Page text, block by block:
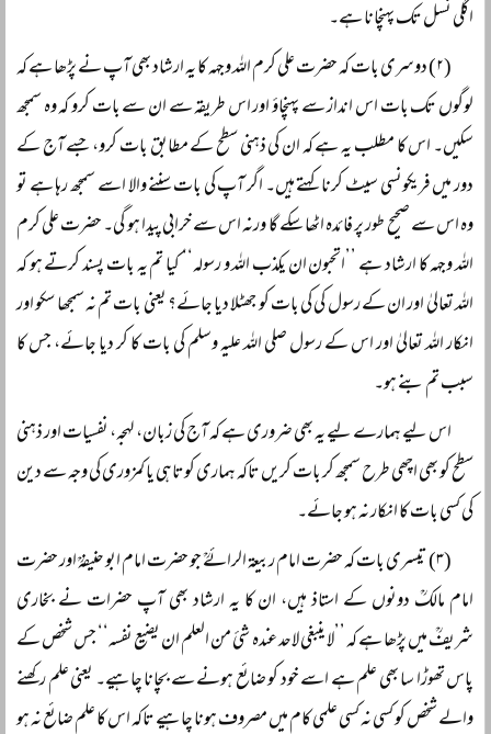
اگلی نسل تک پہنچانا ہے۔
(۲) دوسری بات کہ حضرت علی کرم اللہ وجہہ کا یہ ارشاد بھی آپ نے پڑھا ہے کہ
لوگوں تک بات اس انداز سے پہنچاؤ اور اس طریقہ سے ان سے بات کرو کہ وہ سمجھ
سکیں۔ اس کا مطلب یہ ہے کہ ان کی ذہنی سطح کے مطابق بات کرو، جسے آج کے
دور میں فریکونسی سیٹ کرنا کہتے ہیں۔ اگر آپ کی بات سننے والا اسے سمجھ رہا ہے تو
وہ اس سے صحیح طور پر فائدہ اٹھا سکے گا ورنہ اس سے خرابی پیدا ہو گی۔ حضرت علی کرم
اللہ وجہہ کا ارشاد ہے ’’اتحبون ان یکذب اللہ و رسولہ‘‘ کیا تم یہ بات پسند کرتے ہو کہ
اللہ تعالیٰ اور ان کے رسول کی کی بات کو جھٹلا دیا جائے؟ یعنی بات تم نہ سمجھا سکو اور
انکار اللہ تعالیٰ اور اس کے رسول صلی اللہ علیہ وسلم کی بات کا کر دیا جائے، جس کا
سبب تم بنے ہو۔
اس لیے ہمارے لیے یہ بھی ضروری ہے کہ آج کی زبان، لہجہ، نفسیات اور ذہنی
سطح کو بھی اچھی طرح سمجھ کر بات کریں تاکہ ہماری کوتاہی یا کمزوری کی وجہ سے دین
کی کسی بات کا انکار نہ ہو جائے۔
(۳) تیسری بات کہ حضرت امام ربیعۃ الرائےؒ جو حضرت امام ابو حنیفہؒ اور حضرت
امام مالکؒ دونوں کے استاذ ہیں، ان کا یہ ارشاد بھی آپ حضرات نے بخاری
شریفؒ میں پڑھا ہے کہ ’’لا ینبغی لاحد عندہ شئ من العلم ان یضیع نفسہ‘‘ جس شخص کے
پاس تھوڑا سا بھی علم ہے اسے خود کو ضائع ہونے سے بچانا چاہیے۔ یعنی علم رکھنے
والے شخص کو کسی نہ کسی علمی کام میں مصروف ہونا چاہیے تاکہ اس کا علم ضائع نہ ہو